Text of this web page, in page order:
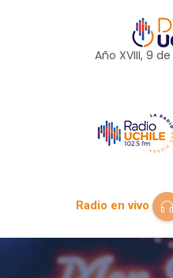
Año XVIII, 9 de
Radio en vivo